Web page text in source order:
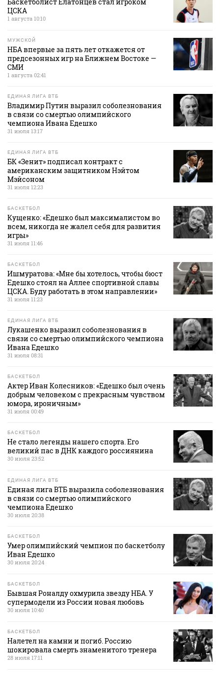
ЦСКА
1 августа 10:10
МУЖСКОЙ
НБА впервые за пять лет откажется от
предсезонных игр на Ближнем Востоке —
СМИ
1 августа 02:41
ЕДИНАЯ ЛИГА ВТБ
Владимир Путин выразил соболезнования
в связи со смертью олимпийского
чемпиона Ивана Едешко
31 июля 13:17
ЕДИНАЯ ЛИГА ВТБ
БК «Зенит» подписал контракт с
американским защитником Нэйтом
Мэйсоном
31 июля 12:23
БАСКЕТБОЛ
Кущенко: «Едешко был максималистом во
всем, никогда не жалел себя для развития
игры»
31 июля 11:46
БАСКЕТБОЛ
Ишмуратова: «Мне бы хотелось, чтобы бюст
Едешко стоял на Аллее спортивной славы
ЦСКА. Буду работать в этом направлении»
31 июля 11:23
ЕДИНАЯ ЛИГА ВТБ
Лукашенко выразил соболезнования в
связи со смертью олимпийского чемпиона
Ивана Едешко
31 июля 08:31
БАСКЕТБОЛ
Актер Иван Колесников: «Едешко был очень
добрым человеком с прекрасным чувством
юмора, ироничным»
31 июля 00:49
БАСКЕТБОЛ
Не стало легенды нашего спорта. Его
великий пас в ДНК каждого россиянина
30 июля 23:52
ЕДИНАЯ ЛИГА ВТБ
Единая лига ВТБ выразила соболезнования
в связи со смертью олимпийского
чемпиона Едешко
30 июля 20:38
БАСКЕТБОЛ
Умер олимпийский чемпион по баскетболу
Иван Едешко
30 июля 20:24
БАСКЕТБОЛ
Бывшая Роналду охмурила звезду НБА. У
супермодели из России новая любовь
30 июля 10:40
БАСКЕТБОЛ
Налетел на камни и погиб. Россию
шокировала смерть знаменитого тренера
28 июля 17:11